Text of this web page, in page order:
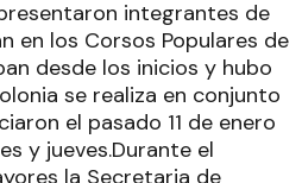
integrantes de
en los Corsos Populares de
desde los inicios y hubo
se realiza en conjunto
el pasado 11 de enero
y jueves.Durante el
la Secretaria de